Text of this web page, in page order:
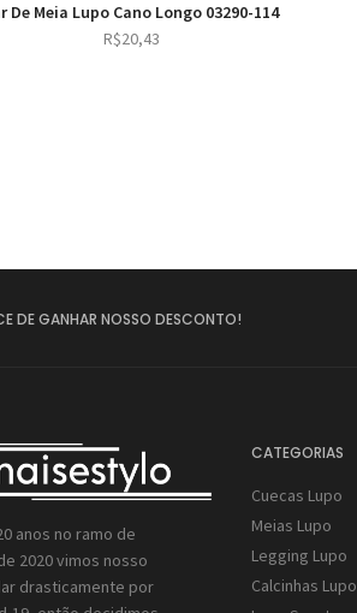
De Meia Lupo Cano Longo 03290-114
R$20,43
DE GANHAR NOSSO DESCONTO!
anos no ramo de
2020 vimos nosso
drasticamente por
CATEGORIAS
Cuecas Lupo
Meias Lupo
Legging Lupo
Calcinhas Lupo